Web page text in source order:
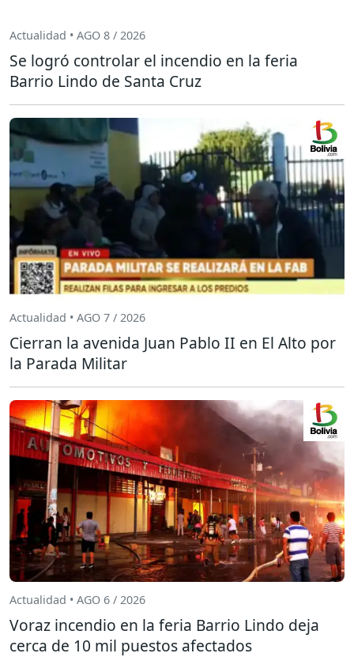
Actualidad • AGO 8 / 2026
Se logró controlar el incendio en la feria
Barrio Lindo de Santa Cruz
Actualidad • AGO 7 / 2026
Cierran la avenida Juan Pablo II en El Alto por
la Parada Militar
Actualidad • AGO 6 / 2026
Voraz incendio en la feria Barrio Lindo deja
cerca de 10 mil puestos afectados